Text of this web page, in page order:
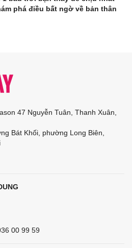
phá điều bất ngờ về bản thân
47 Nguyễn Tuân, Thanh Xuân,
Bát Khối, phường Long Biên,
00 99 59